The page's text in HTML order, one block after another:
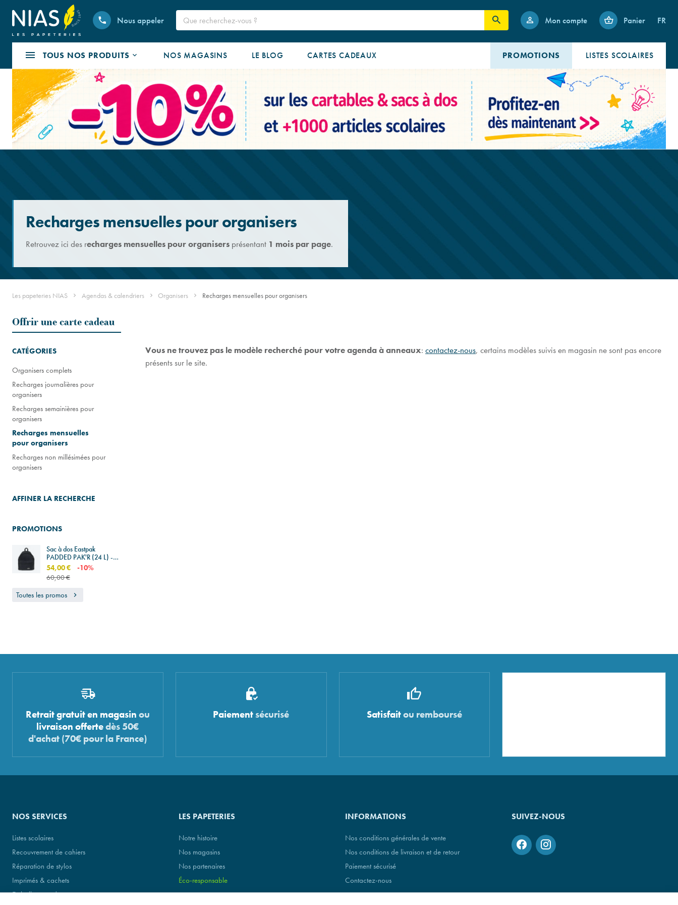
Nous appeler Mon compte Panier FR
TOUS NOS PRODUITS NOS MAGASINS LISTES SCOLAIRES
LE BLOG CARTES CADEAUX PROMOTIONS
Recharges mensuelles pour organisers
Retrouvez ici des recharges mensuelles pour organisers présentant 1 mois par page.
Les papeteries NIAS Agendas & calendriers Organisers Recharges mensuelles pour organisers
Offrir une carte cadeau
CATÉGORIES
Organisers complets
Recharges journalières pour
organisers
Recharges semainières pour
organisers
Recharges mensuelles
pour organisers
Recharges non millésimées pour
organisers
AFFINER LA RECHERCHE
PROMOTIONS
Sac à dos Eastpak
PADDED PAK'R (24 L) -
Fleec'd black
54,00 €
-10%
60,00 €
Toutes les promos
Vous ne trouvez pas le modèle recherché pour votre agenda à anneaux: contactez-nous, certains modèles suivis en magasin ne sont pas encore
présents sur le site.
Retrait gratuit en magasin ou
livraison offertedès 50€
d'achat (70€ pour la France)
Paiementsécurisé Satisfaitou remboursé
NOS SERVICES
Listes scolaires
Recouvrement de cahiers
Réparation de stylos
Imprimés & cachets
Emballage cadeau
LES PAPETERIES
Notre histoire
Nos magasins
Nos partenaires
Éco-responsable
INFORMATIONS
Nos conditions générales de vente
Nos conditions de livraison et de retour
Paiement sécurisé
Contactez-nous
SUIVEZ-NOUS